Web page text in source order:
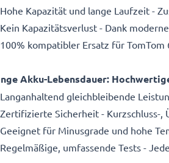
Kapazität und lange Laufzeit -
Kapazitätsverlust - Dank
kompatibler Ersatz für
Akku-Lebensdauer:
gleichbleibende
Sicherheit - Kurzschluss-,
für Minusgrade und hohe
umfassende Tests -